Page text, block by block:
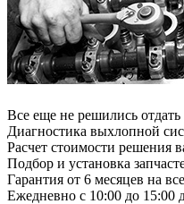
Все еще не решились отдать
Диагностика выхлопной
Расчет стоимости решения
Подбор и установка
Гарантия от 6 месяцев на
Ежедневно с 10:00 до 15:00